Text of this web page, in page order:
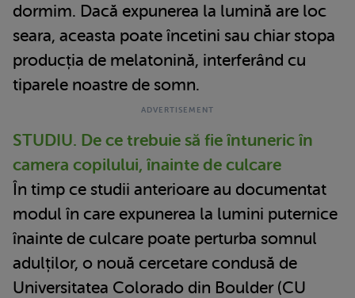
dormim. Dacă expunerea la lumină are loc
seara, aceasta poate încetini sau chiar stopa
producția de melatonină, interferând cu
tiparele noastre de somn.
STUDIU. De ce trebuie să fie întuneric în
camera copilului, înainte de culcare
În timp ce studii anterioare au documentat
modul în care expunerea la lumini puternice
înainte de culcare poate perturba somnul
adulților, o nouă cercetare condusă de
Universitatea Colorado din Boulder (CU